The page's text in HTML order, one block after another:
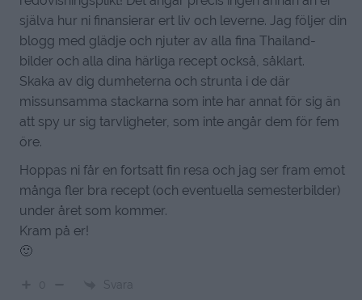
själva hur ni finansierar ert liv och leverne. Jag följer din
blogg med glädje och njuter av alla fina Thailand-
bilder och alla dina härliga recept också, såklart.
Skaka av dig dumheterna och strunta i de där
missunsamma stackarna som inte har annat för sig än
att spy ur sig tarvligheter, som inte angår dem för fem
öre.
Hoppas ni får en fortsatt fin resa och jag ser fram emot
många fler bra recept (och eventuella semesterbilder)
under året som kommer.
Kram på er!
🙂
0 Svara